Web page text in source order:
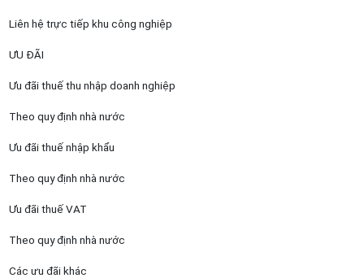
Liên hệ trực tiếp khu công nghiệp
ƯU ĐÃI
Ưu đãi thuế thu nhập doanh nghiệp
Theo quy định nhà nước
Ưu đãi thuế nhập khẩu
Theo quy định nhà nước
Ưu đãi thuế VAT
Theo quy định nhà nước
Các ưu đãi khác